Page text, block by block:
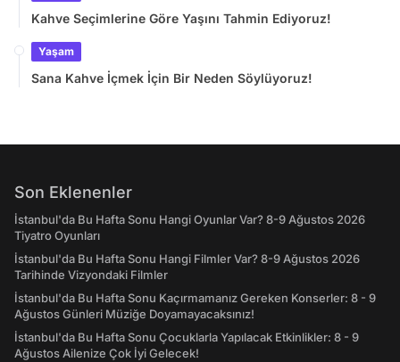
Kahve Seçimlerine Göre Yaşını Tahmin Ediyoruz!
Yaşam
Sana Kahve İçmek İçin Bir Neden Söylüyoruz!
Son Eklenenler
İstanbul'da Bu Hafta Sonu Hangi Oyunlar Var? 8-9 Ağustos 2026
Tiyatro Oyunları
İstanbul'da Bu Hafta Sonu Hangi Filmler Var? 8-9 Ağustos 2026
Tarihinde Vizyondaki Filmler
İstanbul'da Bu Hafta Sonu Kaçırmamanız Gereken Konserler: 8 - 9
Ağustos Günleri Müziğe Doyamayacaksınız!
İstanbul'da Bu Hafta Sonu Çocuklarla Yapılacak Etkinlikler: 8 - 9
Ağustos Ailenize Çok İyi Gelecek!